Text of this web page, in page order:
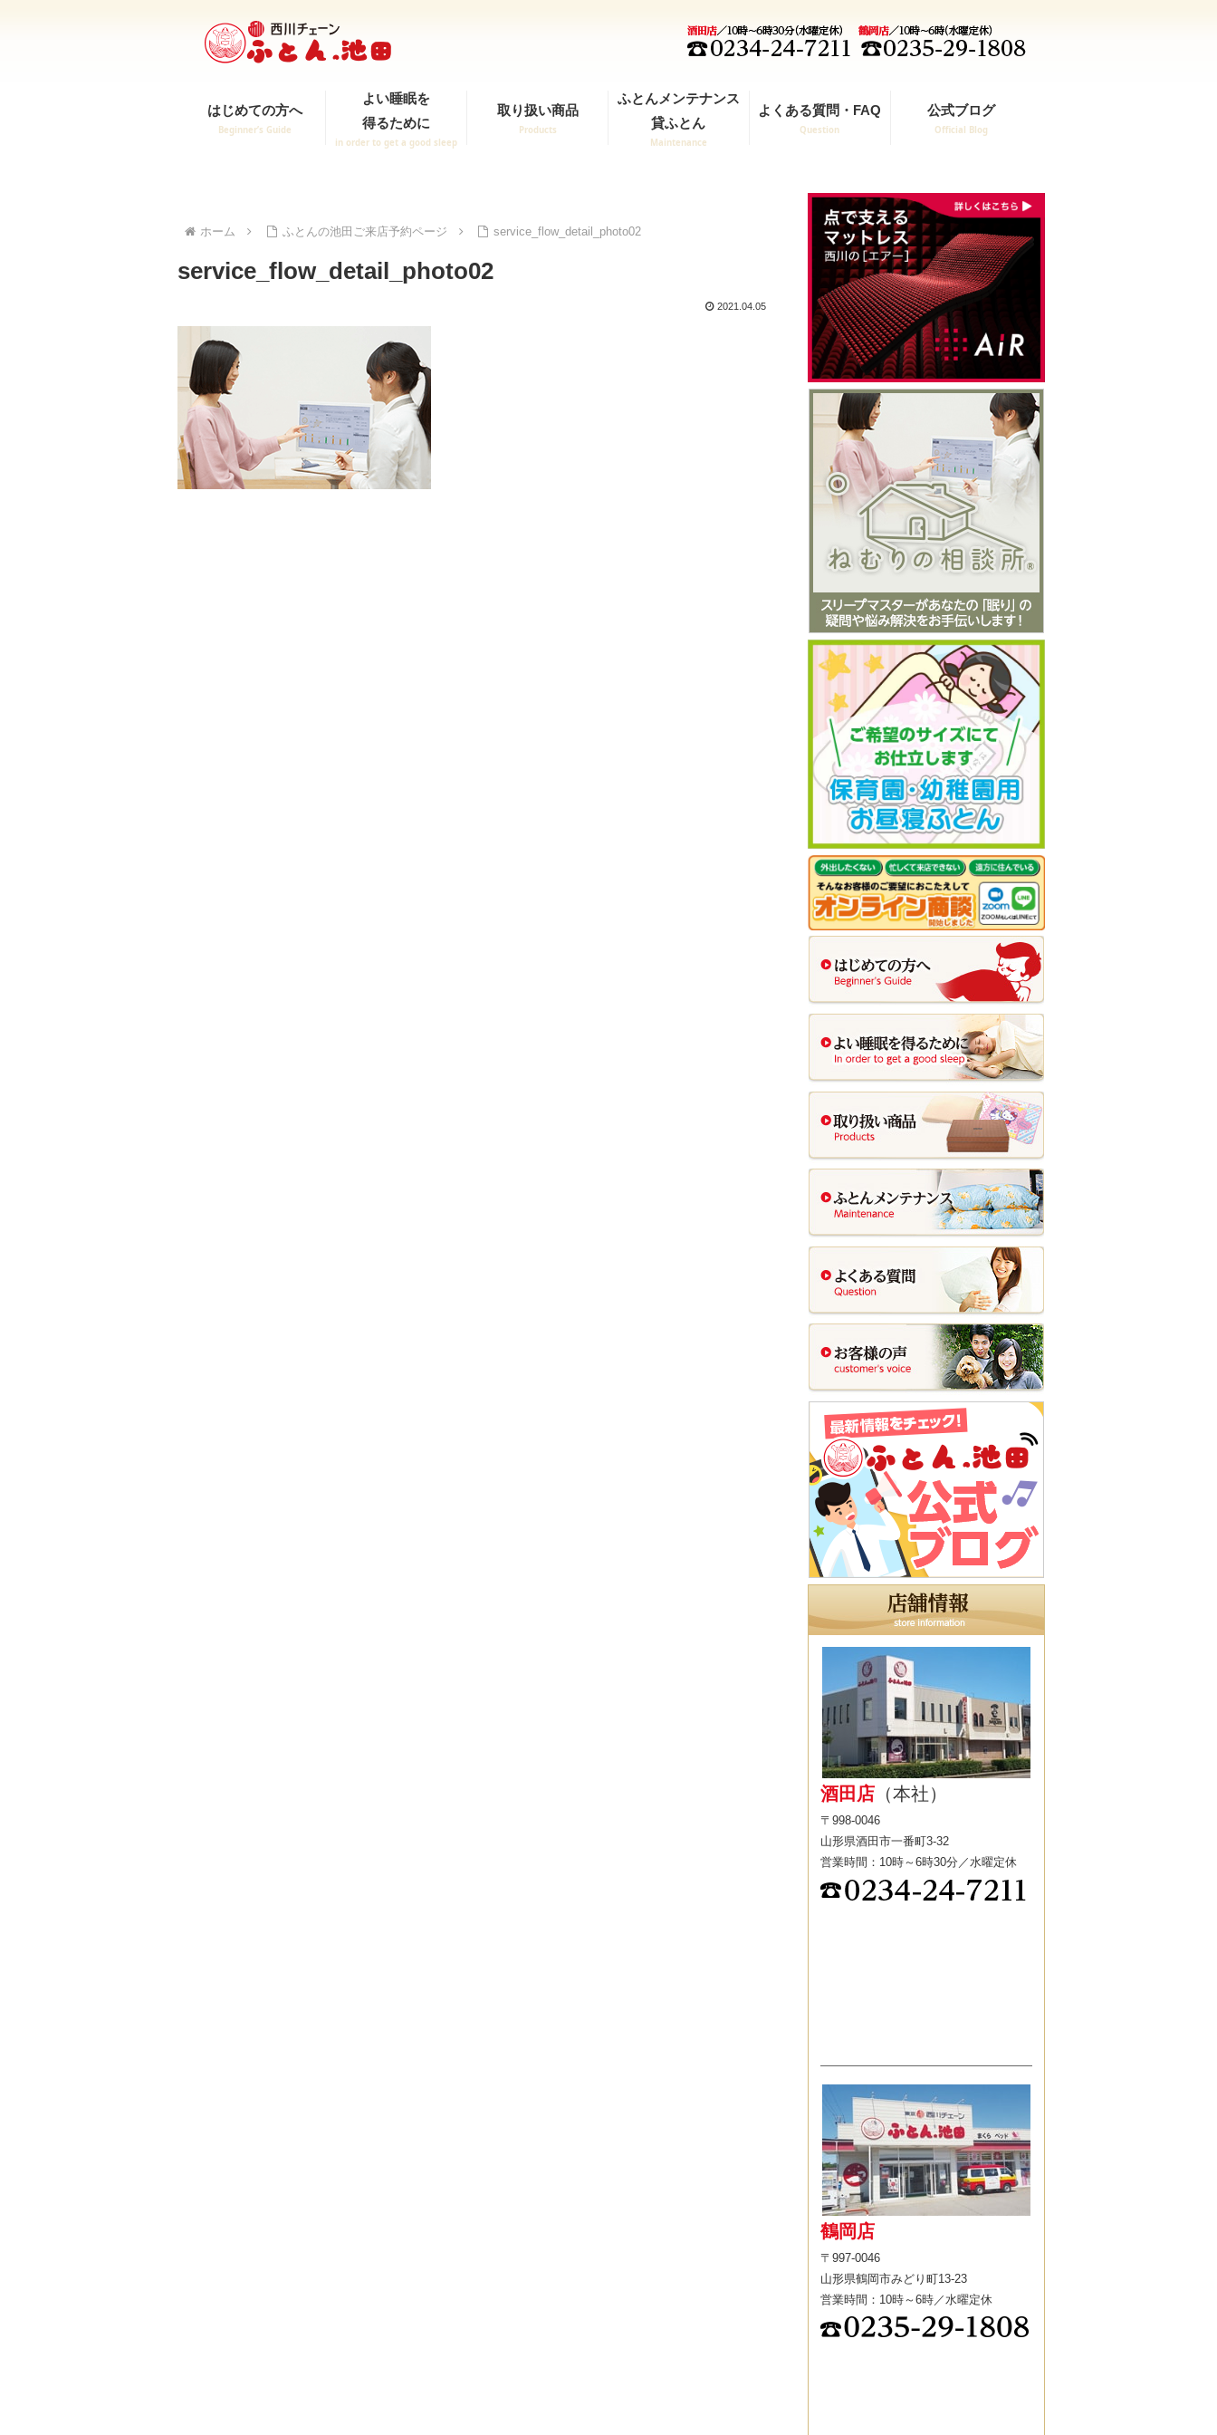
はじめての方へ
Beginner’s Guide
よい睡眠を
得るために
in order to get a good sleep
取り扱い商品
Products
ふとんメンテナンス
貸ふとん
Maintenance
よくある質問・FAQ
Question
公式ブログ
Official Blog
ホーム ふとんの池田ご来店予約ページ service_flow_detail_photo02
service_flow_detail_photo02
2021.04.05
酒田店 （本社）
〒998-0046
山形県酒田市一番町3-32
営業時間：10時～6時30分／水曜定休
鶴岡店
〒997-0046
山形県鶴岡市みどり町13-23
営業時間：10時～6時／水曜定休